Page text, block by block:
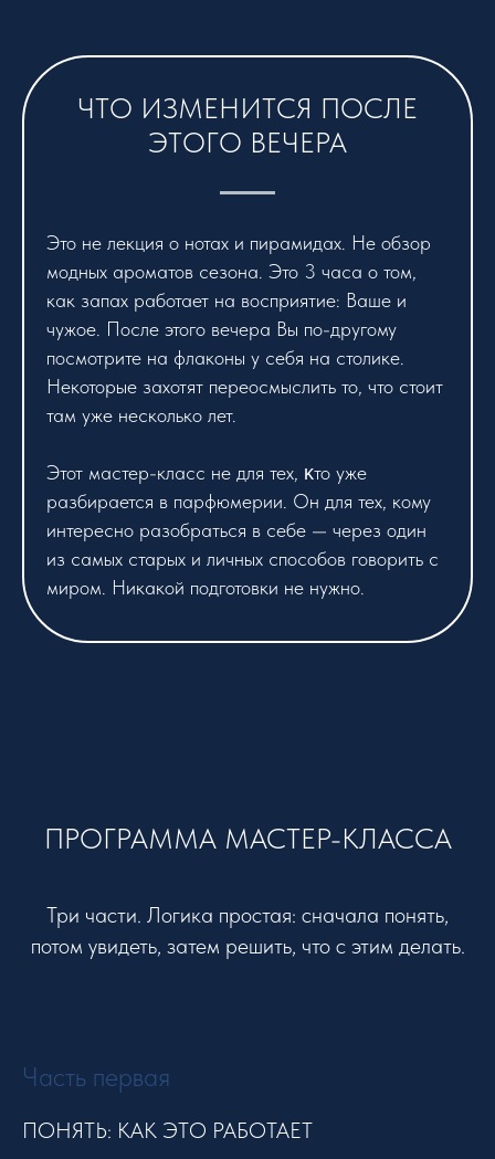
ЧТО ИЗМЕНИТСЯ ПОСЛЕ
ЭТОГО ВЕЧЕРА
Это не лекция о нотах и пирамидах. Не обзор
модных ароматов сезона. Это 3 часа о том,
как запах работает на восприятие: Ваше и
чужое. После этого вечера Вы по-другому
посмотрите на флаконы у себя на столике.
Некоторые захотят переосмыслить то, что стоит
там уже несколько лет.
Этот мастер-класс не для тех, ĸто уже
разбирается в парфюмерии. Он для тех, кому
интересно разобраться в себе — через один
из самых старых и личных способов говорить с
миром. Никакой подготовки не нужно.
ПРОГРАММА МАСТЕР-КЛАССА
Три части. Логика простая: сначала понять,
потом увидеть, затем решить, что с этим делать.
Часть первая
ПОНЯТЬ: КАК ЭТО РАБОТАЕТ